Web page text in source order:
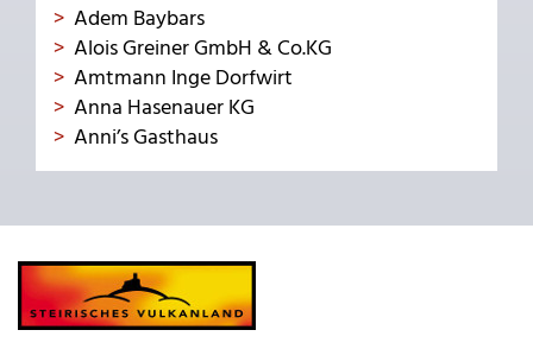
Adem Baybars
Alois Greiner GmbH & Co.KG
Amtmann Inge Dorfwirt
Anna Hasenauer KG
Anni’s Gasthaus